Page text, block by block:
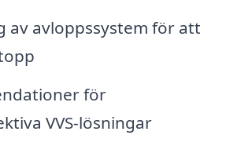
av avloppssystem för att
för
VVS-lösningar